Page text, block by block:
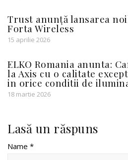
Trust anunță lansarea
Forta Wireless
15 aprilie 2026
ELKO Romania anunta:
la Axis cu o calitate
in orice conditii de
18 martie 2026
Lasă un răspuns
Name *